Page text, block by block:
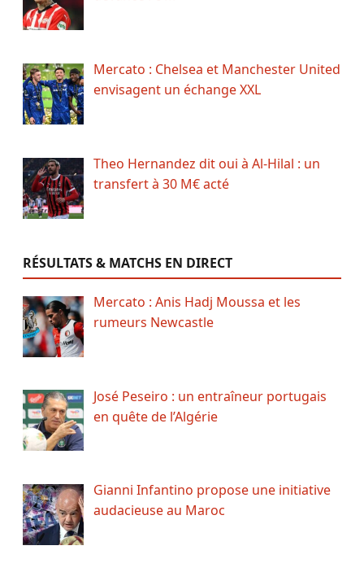
Mercato : Chelsea et Manchester United
envisagent un échange XXL
Theo Hernandez dit oui à Al-Hilal : un
transfert à 30 M€ acté
RÉSULTATS & MATCHS EN DIRECT
Mercato : Anis Hadj Moussa et les
rumeurs Newcastle
José Peseiro : un entraîneur portugais
en quête de l’Algérie
Gianni Infantino propose une initiative
audacieuse au Maroc